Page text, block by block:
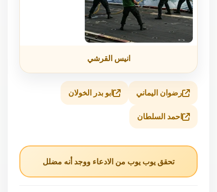
انيس القرشي
رضوان اليماني ابو بدر الخولان
احمد السلطان
تحقق يوب يوب من الادعاء ووجد أنه مضلل